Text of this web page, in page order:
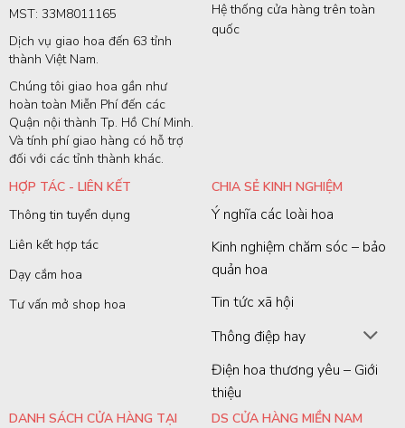
MST: 33M8011165
Dịch vụ giao hoa đến 63 tỉnh
thành Việt Nam.
Chúng tôi giao hoa gần như
hoàn toàn Miễn Phí đến các
Quận nội thành Tp. Hồ Chí Minh.
Và tính phí giao hàng có hỗ trợ
đối với các tỉnh thành khác.
Hệ thống cửa hàng trên toàn
quốc
HỢP TÁC - LIÊN KẾT
Thông tin tuyển dụng
Liên kết hợp tác
Dạy cắm hoa
Tư vấn mở shop hoa
CHIA SẺ KINH NGHIỆM
Ý nghĩa các loài hoa
Kinh nghiệm chăm sóc – bảo
quản hoa
Tin tức xã hội
Thông điệp hay
Điện hoa thương yêu – Giới
thiệu
DANH SÁCH CỬA HÀNG TẠI
DS CỬA HÀNG MIỀN NAM